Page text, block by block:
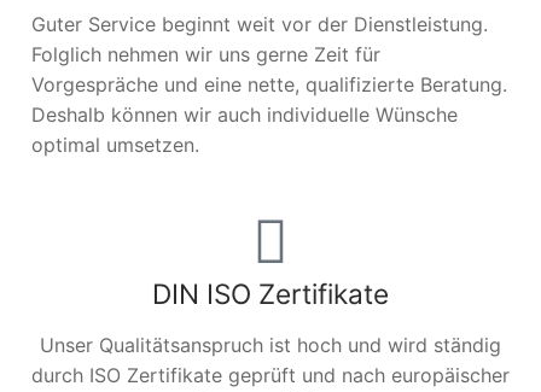
Guter Service beginnt weit vor der Dienstleistung.
Folglich nehmen wir uns gerne Zeit für
Vorgespräche und eine nette, qualifizierte Beratung.
Deshalb können wir auch individuelle Wünsche
optimal umsetzen.
DIN ISO Zertifikate
Unser Qualitätsanspruch ist hoch und wird ständig
durch ISO Zertifikate geprüft und nach europäischer